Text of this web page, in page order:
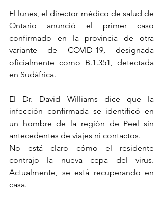
El lunes, el director médico de salud de
Ontario anunció el primer caso
confirmado en la provincia de otra
variante de COVID-19, designada
oficialmente como B.1.351, detectada
en Sudáfrica.
El Dr. David Williams dice que la
infección confirmada se identificó en
un hombre de la región de Peel sin
antecedentes de viajes ni contactos.
No está claro cómo el residente
contrajo la nueva cepa del virus.
Actualmente, se está recuperando en
casa.